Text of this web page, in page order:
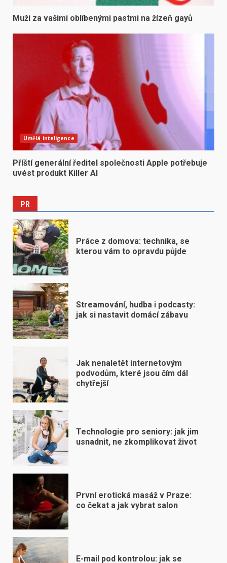
Muži za vašimi oblíbenými pastmi na žízeň gayů
Umělá inteligence
Příští generální ředitel společnosti Apple potřebuje
uvést produkt Killer AI
PR
Práce z domova: technika, se
kterou vám to opravdu půjde
Streamování, hudba i podcasty:
jak si nastavit domácí zábavu
Jak nenaletět internetovým
podvodům, které jsou čím dál
chytřejší
Technologie pro seniory: jak jim
usnadnit, ne zkomplikovat život
První erotická masáž v Praze:
co čekat a jak vybrat salon
E-mail pod kontrolou: jak se